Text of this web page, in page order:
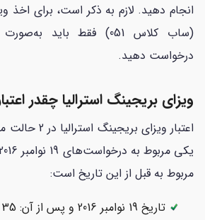
درخواست دهید.
ویزای بریجینگ استرالیا چقدر
اعتبار ویزای
مربوط به قبل از این تاریخ است:
تاریخ 19 نوامبر 2016 و پس از آن: 35 روز